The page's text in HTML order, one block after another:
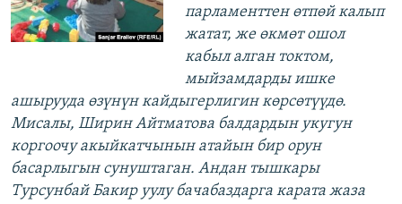
парламенттен өтпөй калып
жатат, же өкмөт ошол
кабыл алган токтом,
мыйзамдарды ишке
ашырууда өзүнүн кайдыгерлигин көрсөтүүдө.
Мисалы, Ширин Айтматова балдардын укугун
коргоочу акыйкатчынын атайын бир орун
басарлыгын сунуштаган. Андан тышкары
Турсунбай Бакир уулу бачабаздарга карата жаза